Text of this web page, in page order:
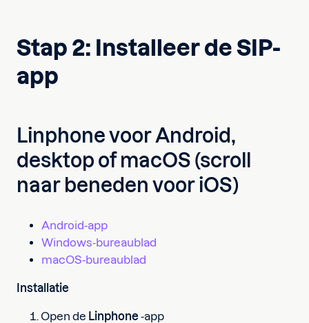
Stap 2: Installeer de SIP-
app
Linphone voor Android,
desktop of macOS (scroll
naar beneden voor iOS)
Android-app
Windows-bureaublad
macOS-bureaublad
Installatie
Open de Linphone -app